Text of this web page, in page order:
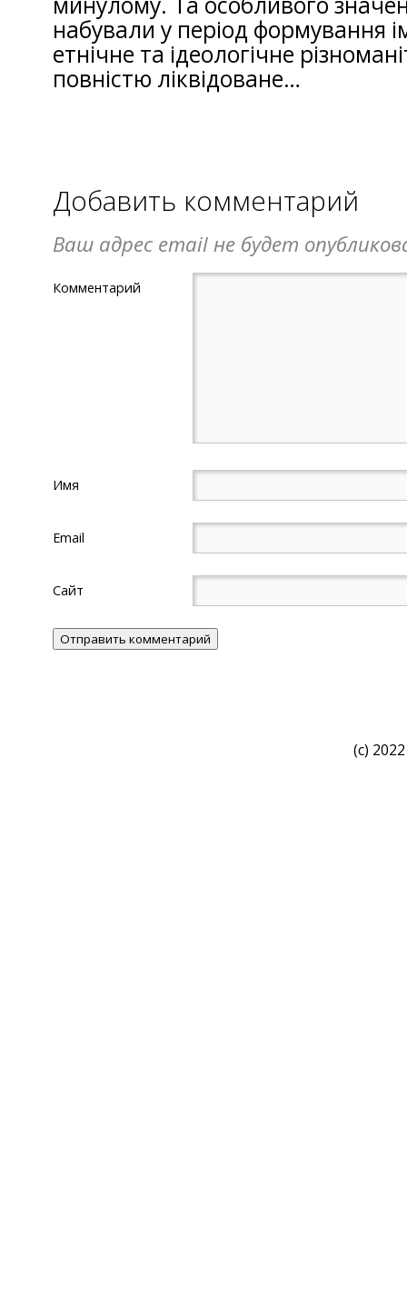
набували у період формування
етнічне та ідеологічне
повністю ліквідоване…
Добавить комментарий
Ваш адрес email не будет
Комментарий
Имя
Email
Сайт
(c)